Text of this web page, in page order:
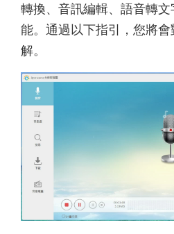
轉換、音訊編輯、語音轉
能。通過以下指引，您將
解。